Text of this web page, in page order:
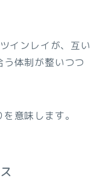
インレイが、互い
体制が整いつつ
意味します。